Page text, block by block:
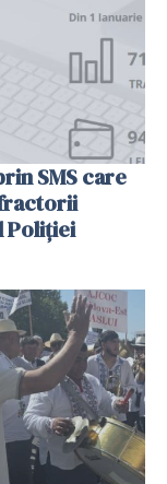
SMS care
Poliției